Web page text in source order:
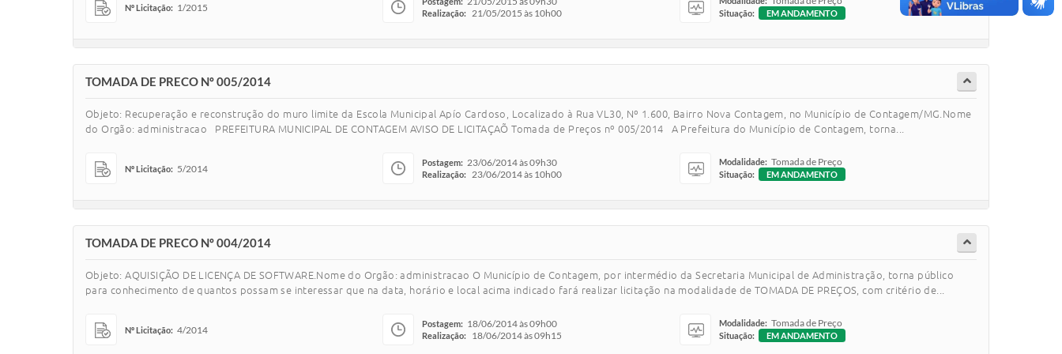
Nº Licitação: 1/2015 Realização: 21/05/2015 às 10h00 Situação: EM ANDAMENTO
TOMADA DE PRECO Nº 005/2014
Objeto: Recuperação e reconstrução do muro limite da Escola Municipal Apío Cardoso, Localizado à Rua VL30, Nº 1.600, Bairro Nova Contagem, no Município de Contagem/MG.Nome
do Orgão: administracao PREFEITURA MUNICIPAL DE CONTAGEM AVISO DE LICITAÇAÕ Tomada de Preços nº 005/2014 A Prefeitura do Município de Contagem, torna...
Nº Licitação: 5/2014 Postagem: 23/06/2014 às 09h30
Realização: 23/06/2014 às 10h00
Modalidade: Tomada de Preço
Situação: EM ANDAMENTO
TOMADA DE PRECO Nº 004/2014
Objeto: AQUISIÇÃO DE LICENÇA DE SOFTWARE.Nome do Orgão: administracao O Município de Contagem, por intermédio da Secretaria Municipal de Administração, torna público
para conhecimento de quantos possam se interessar que na data, horário e local acima indicado fará realizar licitação na modalidade de TOMADA DE PREÇOS, com critério de...
Nº Licitação: 4/2014 Postagem: 18/06/2014 às 09h00
Realização: 18/06/2014 às 09h15
Modalidade: Tomada de Preço
Situação: EM ANDAMENTO